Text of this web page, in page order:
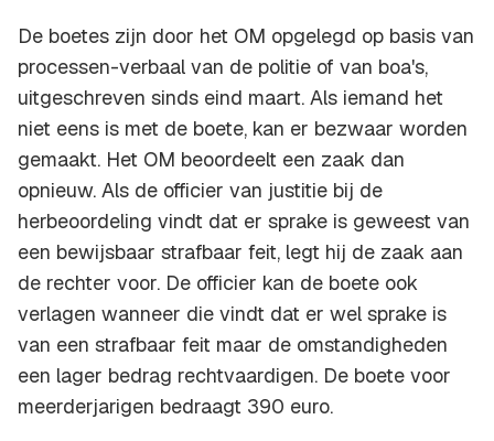
De boetes zijn door het OM opgelegd op basis van
processen-verbaal van de politie of van boa's,
uitgeschreven sinds eind maart. Als iemand het
niet eens is met de boete, kan er bezwaar worden
gemaakt. Het OM beoordeelt een zaak dan
opnieuw. Als de officier van justitie bij de
herbeoordeling vindt dat er sprake is geweest van
een bewijsbaar strafbaar feit, legt hij de zaak aan
de rechter voor. De officier kan de boete ook
verlagen wanneer die vindt dat er wel sprake is
van een strafbaar feit maar de omstandigheden
een lager bedrag rechtvaardigen. De boete voor
meerderjarigen bedraagt 390 euro.